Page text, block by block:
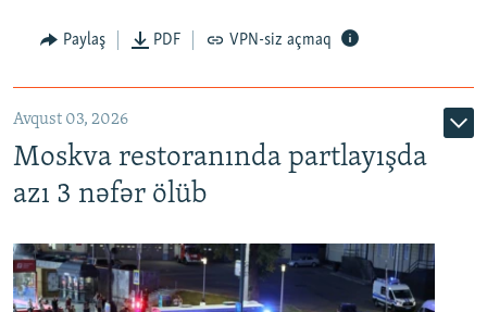
Paylaş PDF VPN-siz açmaq
Avqust 03, 2026
Moskva restoranında partlayışda
azı 3 nəfər ölüb